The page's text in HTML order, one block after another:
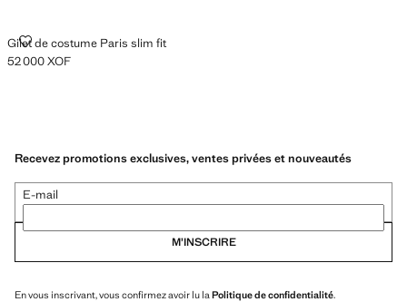
Gilet de costume Paris slim fit
GILET DE COSTUME PARIS SLIM FIT
Prix actuel [52 000 XOF ]
52 000 XOF
Recevez promotions exclusives, ventes privées et nouveautés
E-mail
M’INSCRIRE
En vous inscrivant, vous confirmez avoir lu la Politique de confidentialité.